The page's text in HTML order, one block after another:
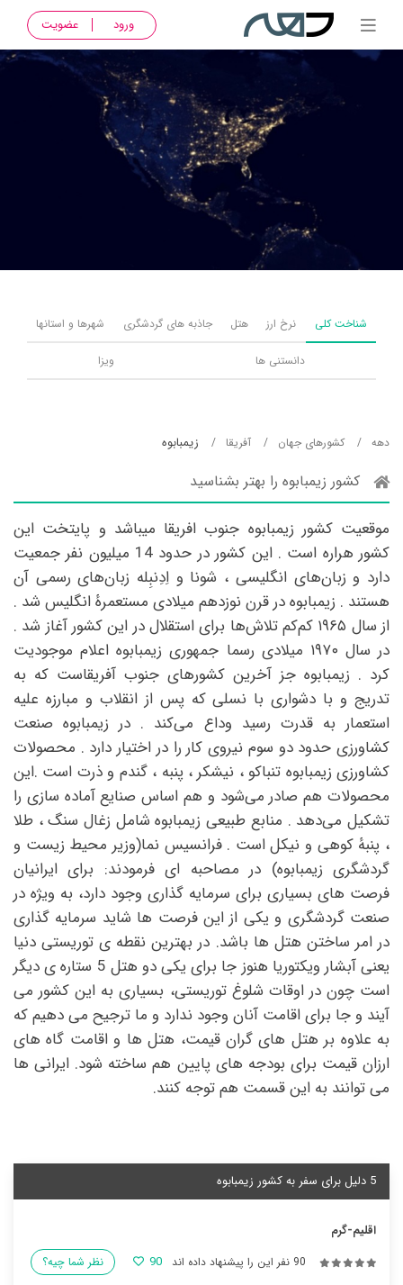
ورود عضویت
شناخت کلی نرخ ارز هتل جاذبه های گردشگری شهرها و استانها
دانستنی ها ویزا
دهه کشورهای جهان آفریقا زیمبابوه
کشور زیمبابوه را بهتر بشناسید
موقعیت کشور زیمبابوه جنوب افریقا میباشد و پایتخت این
کشور هراره است . این کشور در حدود 14 میلیون نفر جمعیت
دارد و زبان‌های انگلیسی ، شونا و اِدِنبِله زبان‌های رسمی آن
هستند . زیمبابوه در قرن نوزدهم میلادی مستعمرهٔ انگلیس شد .
از سال ۱۹۶۵ کم‌کم تلاش‌ها برای استقلال در این کشور آغاز شد .
در سال ۱۹۷۰ میلادی رسما جمهوری زیمبابوه اعلام موجودیت
کرد . زیمبابوه جز آخرین کشورهای جنوب آفریقاست که به
تدریج و با دشواری با نسلی که پس از انقلاب و مبارزه علیه
استعمار به قدرت رسید وداع می‌کند . در زیمبابوه صنعت
کشاورزی حدود دو سوم نیروی کار را در اختیار دارد . محصولات
کشاورزی زیمبابوه تنباکو ، نیشکر ، پنبه ، گندم و ذرت است .این
محصولات هم صادر می‌شود و هم اساس صنایع آماده‌ سازی را
تشکیل می‌دهد . منابع طبیعی زیمبابوه شامل زغال سنگ ، طلا
، پنبهٔ کوهی و نیکل است . فرانسیس نما(وزیر محیط زیست و
گردشگری زیمبابوه) در مصاحبه ای فرمودند: برای ایرانیان
فرصت های بسیاری برای سرمایه گذاری وجود دارد، به ویژه در
صنعت گردشگری و یکی از این فرصت ها شاید سرمایه گذاری
در امر ساختن هتل ها باشد. در بهترین نقطه ی توریستی دنیا
یعنی آبشار ویکتوریا هنوز جا برای یکی دو هتل 5 ستاره ی دیگر
است چون در اوقات شلوغ توریستی، بسیاری به این کشور می
آیند و جا برای اقامت آنان وجود ندارد و ما ترجیح می دهیم که
به علاوه بر هتل های گران قیمت، هتل ها و اقامت گاه های
ارزان قیمت برای بودجه های پایین هم ساخته شود. ایرانی ها
می توانند به این قسمت هم توجه کنند.
5 دلیل برای سفر به کشور زیمبابوه
اقلیم-گرم
90 نفر این را پیشنهاد داده اند 90 نظر شما چیه؟